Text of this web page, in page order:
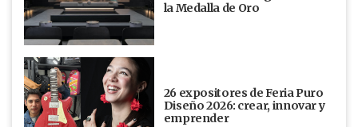
la Medalla de Oro
26 expositores de Feria Puro
Diseño 2026: crear, innovar y
emprender